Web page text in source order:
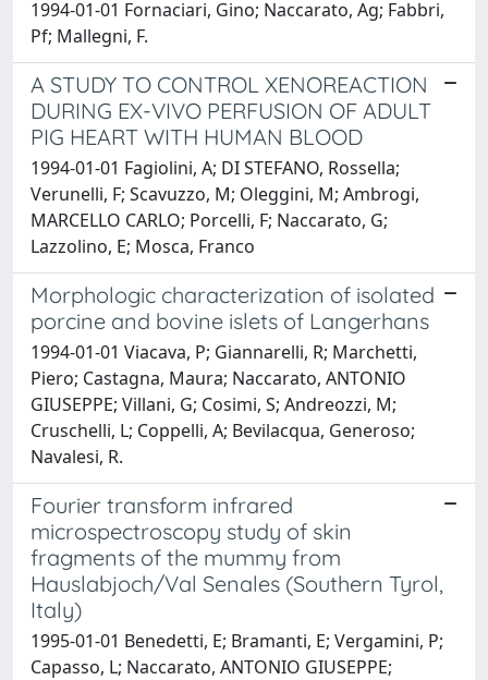
1994-01-01 Fornaciari, Gino; Naccarato, Ag; Fabbri,
Pf; Mallegni, F.
A STUDY TO CONTROL XENOREACTION
DURING EX-VIVO PERFUSION OF ADULT
PIG HEART WITH HUMAN BLOOD
1994-01-01 Fagiolini, A; DI STEFANO, Rossella;
Verunelli, F; Scavuzzo, M; Oleggini, M; Ambrogi,
MARCELLO CARLO; Porcelli, F; Naccarato, G;
Lazzolino, E; Mosca, Franco
Morphologic characterization of isolated
porcine and bovine islets of Langerhans
1994-01-01 Viacava, P; Giannarelli, R; Marchetti,
Piero; Castagna, Maura; Naccarato, ANTONIO
GIUSEPPE; Villani, G; Cosimi, S; Andreozzi, M;
Cruschelli, L; Coppelli, A; Bevilacqua, Generoso;
Navalesi, R.
Fourier transform infrared
microspectroscopy study of skin
fragments of the mummy from
Hauslabjoch/Val Senales (Southern Tyrol,
Italy)
1995-01-01 Benedetti, E; Bramanti, E; Vergamini, P;
Capasso, L; Naccarato, ANTONIO GIUSEPPE;